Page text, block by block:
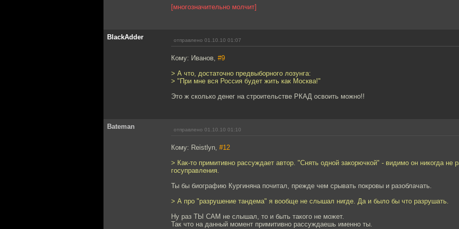
[многозначительно молчит]
BlackAdder отправлено 01.10.10 01:07
Кому: Иванов, #9
> А что, достаточно предвыборного лозунга:
> "При мне вся Россия будет жить как Москва!"
Это ж сколько денег на строительстве РКАД освоить можно!!
Bateman отправлено 01.10.10 01:10
Кому: Reistlyn, #12
> Как-то примитивно рассуждает автор. "Снять одной закорючкой" - видимо он никогда не
госуправления.
Ты бы биографию Кургиняна почитал, прежде чем срывать покровы и разоблачать.
> А про "разрушение тандема" я вообще не слышал нигде. Да и было бы что разрушать.
Ну раз ТЫ САМ не слышал, то и быть такого не может.
Так что на данный момент примитивно рассуждаешь именно ты.